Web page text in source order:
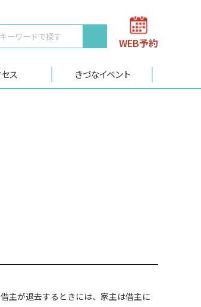
WEB予約
ス きづなイベント
主が退去するときには、家主は借主に